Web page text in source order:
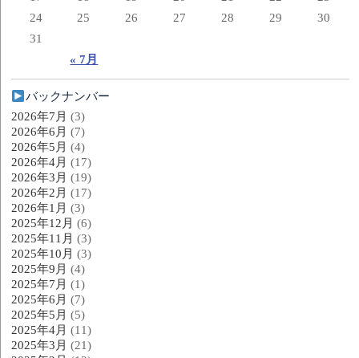
« 7月
24
25 26 27 28 29
30
31
バックナンバー
2026年7月 (3)
2026年6月 (7)
2026年5月 (4)
2026年4月 (17)
2026年3月 (19)
2026年2月 (17)
2026年1月 (3)
2025年12月 (6)
2025年11月 (3)
2025年10月 (3)
2025年9月 (4)
2025年7月 (1)
2025年6月 (7)
2025年5月 (5)
2025年4月 (11)
2025年3月 (21)